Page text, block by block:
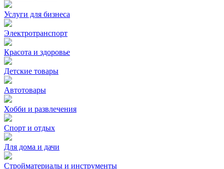
Услуги для бизнеса
Электротранспорт
Красота и здоровье
Детские товары
Автотовары
Хобби и развлечения
Спорт и отдых
Для дома и дачи
Стройматериалы и инструменты